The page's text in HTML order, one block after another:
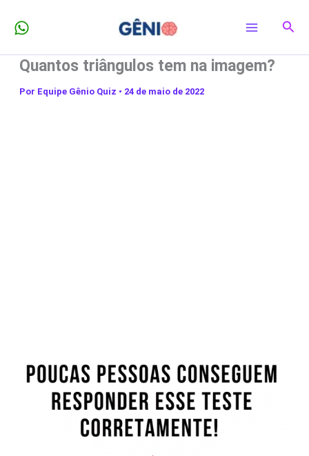
para
conteúdo
Quantos triângulos tem na imagem?
Por Equipe Gênio Quiz • 24 de maio de 2022